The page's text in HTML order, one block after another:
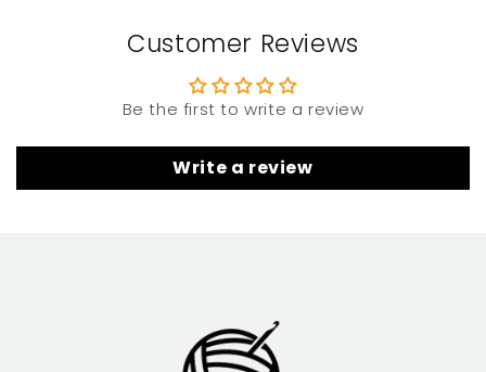
Customer Reviews
Be the first to write a review
Write a review